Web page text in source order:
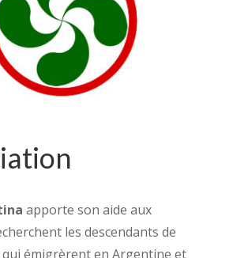
apporte son aide aux
les descendants de
émigrèrent en Argentine et